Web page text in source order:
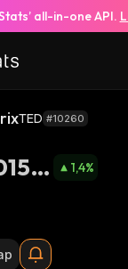
all-in-one API.
TED #10260
1,4%